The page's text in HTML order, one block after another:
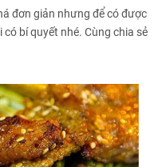
đơn giản nhưng để có được
bí quyết nhé. Cùng chia sẻ